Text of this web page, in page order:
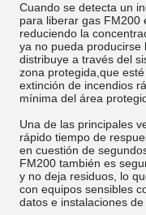
Cuando se detecta un
para liberar gas FM200
reduciendo la
ya no pueda producirse
distribuye a través del
zona protegida,que
extinción de incendios
mínima del área
Una de las principales
rápido tiempo de
en cuestión de
FM200 también es
y no deja residuos, lo
con equipos sensibles
datos e instalaciones